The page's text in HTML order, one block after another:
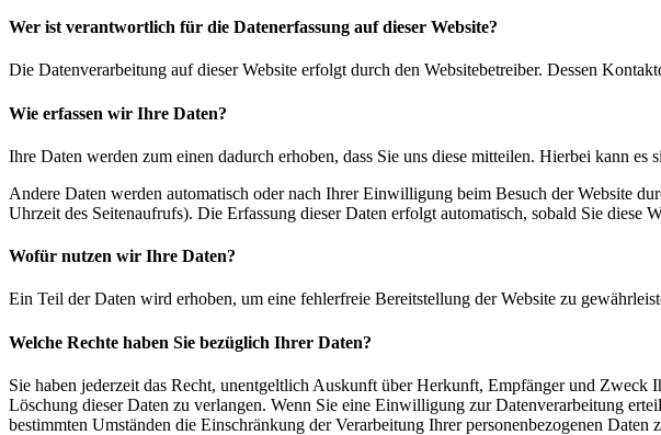
Wer ist verantwortlich für die Datenerfassung auf dieser Website?
Die Datenverarbeitung auf dieser Website erfolgt durch den Websitebetreiber. Dessen
Wie erfassen wir Ihre Daten?
Ihre Daten werden zum einen dadurch erhoben, dass Sie uns diese mitteilen. Hierbei kann
Andere Daten werden automatisch oder nach Ihrer Einwilligung beim Besuch der Website
Uhrzeit des Seitenaufrufs). Die Erfassung dieser Daten erfolgt automatisch, sobald Sie diese
Wofür nutzen wir Ihre Daten?
Ein Teil der Daten wird erhoben, um eine fehlerfreie Bereitstellung der Website zu
Welche Rechte haben Sie bezüglich Ihrer Daten?
Sie haben jederzeit das Recht, unentgeltlich Auskunft über Herkunft, Empfänger und Zweck
Löschung dieser Daten zu verlangen. Wenn Sie eine Einwilligung zur Datenverarbeitung
bestimmten Umständen die Einschränkung der Verarbeitung Ihrer personenbezogenen